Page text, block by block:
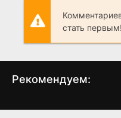
стать первым!
Рекомендуем:
За деревьями